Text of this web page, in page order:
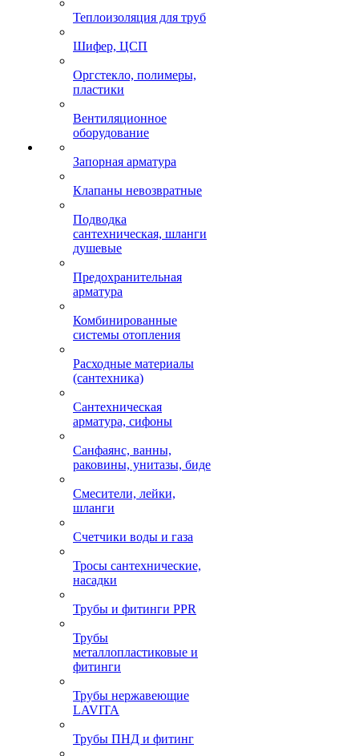
Теплоизоляция для труб
Шифер, ЦСП
Оргстекло, полимеры,
пластики
Вентиляционное
оборудование
Запорная арматура
Клапаны невозвратные
Подводка
сантехническая, шланги
душевые
Предохранительная
арматура
Комбинированные
системы отопления
Расходные материалы
(сантехника)
Сантехническая
арматура, сифоны
Санфаянс, ванны,
раковины, унитазы, биде
Смесители, лейки,
шланги
Счетчики воды и газа
Тросы сантехнические,
насадки
Трубы и фитинги PPR
Трубы
металлопластиковые и
фитинги
Трубы нержавеющие
LAVITA
Трубы ПНД и фитинг